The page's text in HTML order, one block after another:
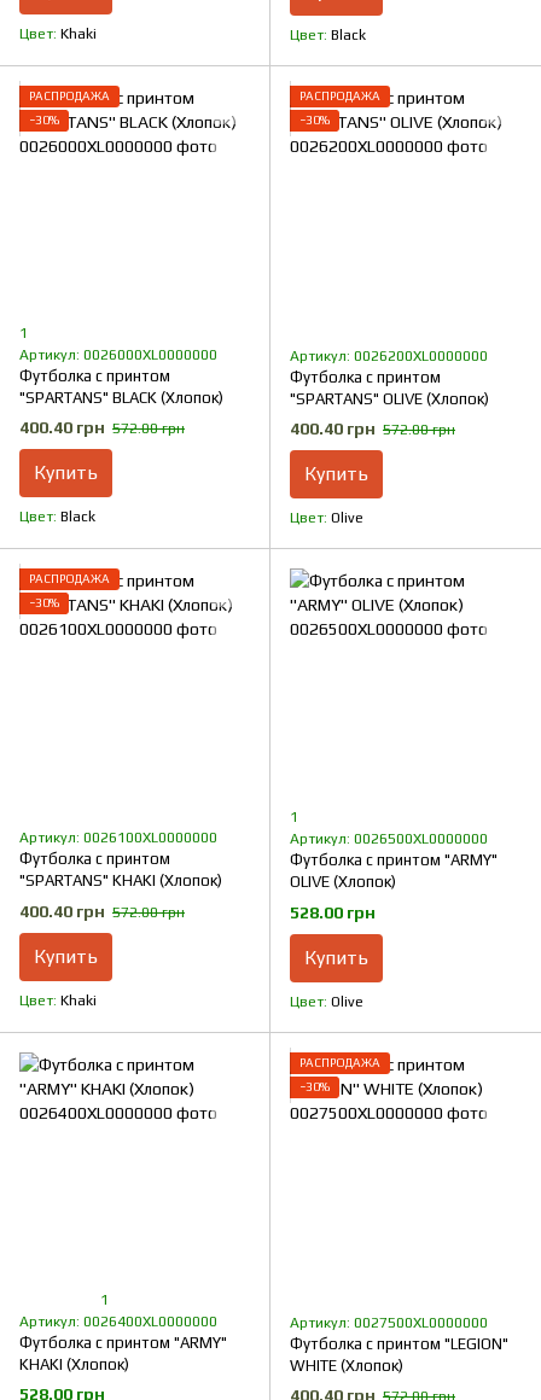
Цвет Khaki Цвет Black
РАСПРОДАЖА
−30%
1
Артикул: 0026000XL0000000
Футболка с принтом
"SPARTANS" BLACK (Хлопок)
400.40 грн 572.00 грн
Купить
Цвет Black
РАСПРОДАЖА
−30%
Артикул: 0026200XL0000000
Футболка с принтом
"SPARTANS" OLIVE (Хлопок)
400.40 грн 572.00 грн
Купить
Цвет Olive
РАСПРОДАЖА
−30%
Артикул: 0026100XL0000000
Футболка с принтом
"SPARTANS" KHAKI (Хлопок)
400.40 грн 572.00 грн
Купить
Цвет Khaki
1
Артикул: 0026500XL0000000
Футболка с принтом "ARMY"
OLIVE (Хлопок)
528.00 грн
Купить
Цвет Olive
1
Артикул: 0026400XL0000000
Футболка с принтом "ARMY"
KHAKI (Хлопок)
528.00 грн
РАСПРОДАЖА
−30%
Артикул: 0027500XL0000000
Футболка с принтом "LEGION"
WHITE (Хлопок)
400.40 грн 572.00 грн